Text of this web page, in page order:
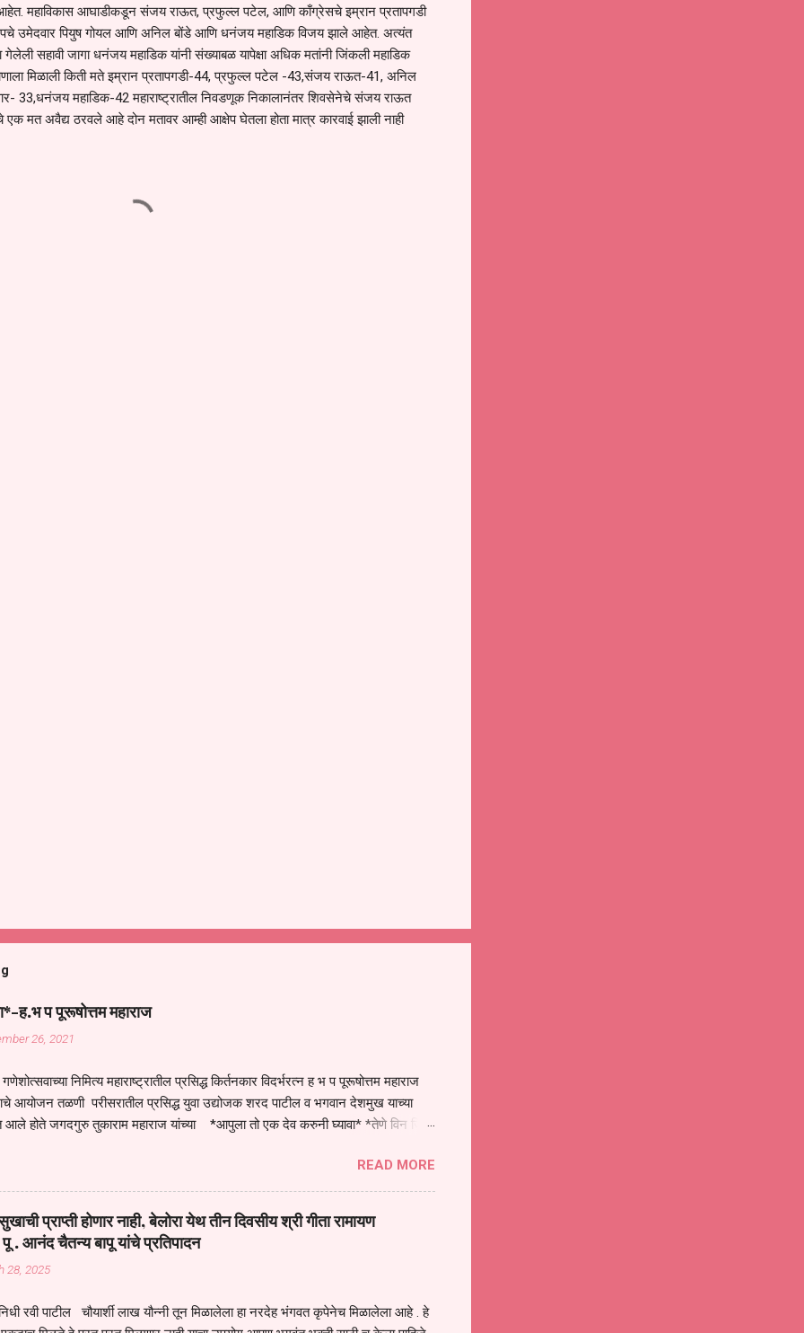
महाविकास आघाडीकडून संजय राऊत, प्रफुल्ल पटेल, आणि काँग्रेसचे इम्रान प्रतापगडी
उमेदवार पियुष गोयल आणि अनिल बोंडे आणि धनंजय महाडिक विजय झाले आहेत. अत्यंत
सहावी जागा धनंजय महाडिक यांनी संख्याबळ यापेक्षा अधिक मतांनी जिंकली महाडिक
मिळाली किती मते इम्रान प्रतापगडी-44, प्रफुल्ल पटेल -43,संजय राऊत-41, अनिल
33,धनंजय महाडिक-42 महाराष्ट्रातील निवडणूक निकालानंतर शिवसेनेचे संजय राऊत
मत अवैद्य ठरवले आहे दोन मतावर आम्ही आक्षेप घेतला होता मात्र कारवाई झाली नाही
ह.भ प पूरूषोत्तम महाराज
26, 2021
निमित्य महाराष्ट्रातील प्रसिद्ध किर्तनकार विदर्भरत्न ह भ प पूरूषोत्तम महाराज
आयोजन तळणी परीसरातील प्रसिद्ध युवा उद्योजक शरद पाटील व भगवान देशमुख याच्या
आले होते जगदगुरु तुकाराम महाराज यांच्या *आपुला तो एक देव करुनी घ्यावा* *तेणे विन जिवा
बसलेली लोक ही खरच भाग्यवान आहेत कोरोना सारख्या महामारीत आपंण जिवंत आहोत या
तर धार्मीक विचाराचा आधार आपल्याला घ्यावाच लागेल महामारीच्या काळात वारकरी
मानव जातीची मानसीक अवस्था सक्षम असणे गरजेचे आहे कोरोना ने मानवी जीवनातील
सगळ्याना करून दीली आहे मनुष्याच्या आयुष्यातील नामसाधना ही त्याच्यासाठी खूप मोठा
करण्याचा आळस आ...
READ MORE
प्राप्ती होणार नाही, बेलोरा येथ तीन दिवसीय श्री गीता रामायण
. आनंद चैतन्य बापू यांचे प्रतिपादन
28, 2025
रवी पाटील चौयार्शी लाख यौन्नी तून मिळालेला हा नरदेह भंगवत कृपेनेच मिळालेला आहे . हे